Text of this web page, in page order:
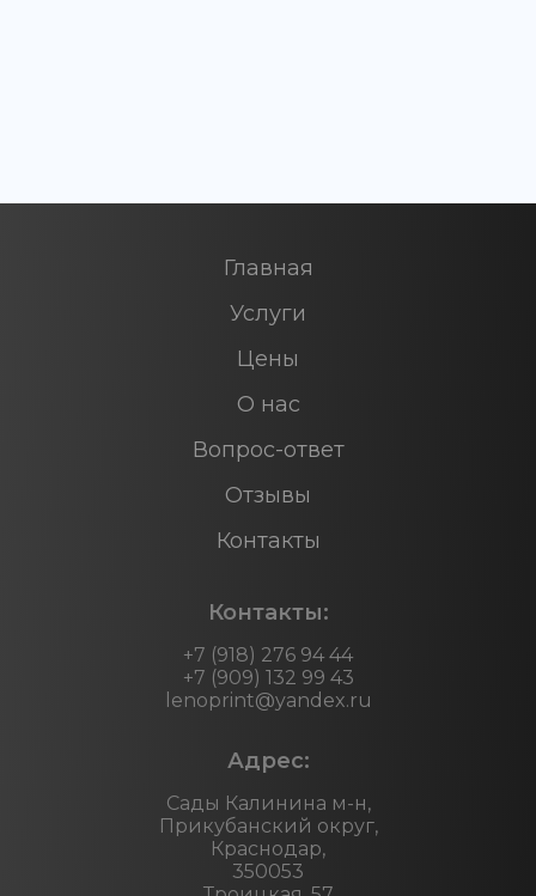
Контакты:
+7 (918) 276 94 44
+7 (909) 132 99 43
lenoprint@yandex.ru
Адрес:
Сады Калинина м-н,
Прикубанский округ,
Краснодар,
350053
Главная
Услуги
Цены
О нас
Вопрос-ответ
Отзывы
Контакты